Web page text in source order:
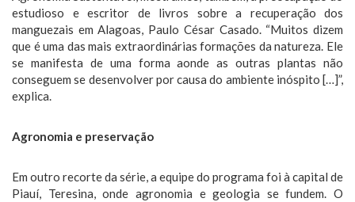
estudioso e escritor de livros sobre a recuperação dos
manguezais em Alagoas, Paulo César Casado. “Muitos dizem
que é uma das mais extraordinárias formações da natureza. Ele
se manifesta de uma forma aonde as outras plantas não
conseguem se desenvolver por causa do ambiente inóspito […]”,
explica.
Agronomia e preservação
Em outro recorte da série, a equipe do programa foi à capital de
Piauí, Teresina, onde agronomia e geologia se fundem. O